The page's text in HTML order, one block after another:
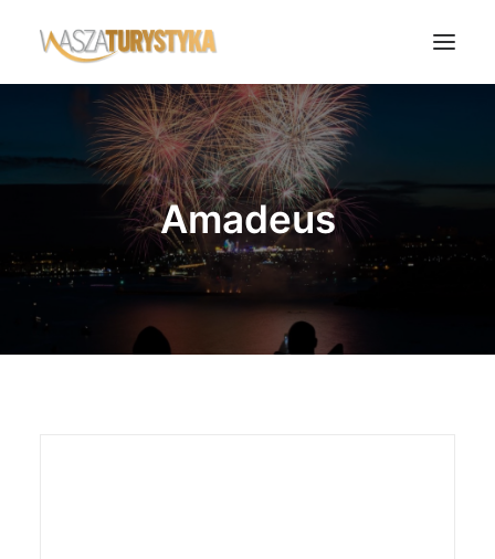
Księga wspomnień
Biura podróży
Noclegi
Polska
Świat
Amadeus